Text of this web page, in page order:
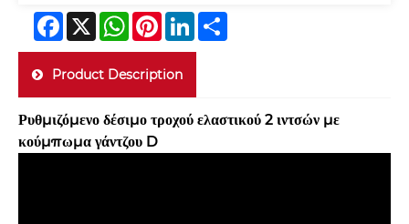
Facebook
X WhatsAppPinterestLinkedIn
Product Description
Ρυθμιζόμενο δέσιμο τροχού ελαστικού 2 ιντσών με
κούμπωμα γάντζου D